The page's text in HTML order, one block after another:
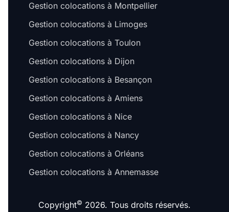
Gestion colocations à Montpellier
Gestion colocations à Limoges
Gestion colocations à Toulon
Gestion colocations à Dijon
Gestion colocations à Besançon
Gestion colocations à Amiens
Gestion colocations à Nice
Gestion colocations à Nancy
Gestion colocations à Orléans
Gestion colocations à Annemasse
Copyright© 2026. Tous droits réservés.